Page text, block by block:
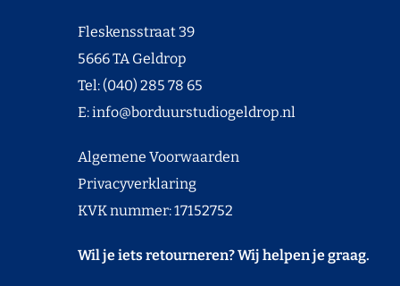
Fleskensstraat 39
5666 TA Geldrop
Tel: (040) 285 78 65
E:info@borduurstudiogeldrop.nl
Algemene Voorwaarden
Privacyverklaring
KVK nummer: 17152752
Wil je iets retourneren? Wij helpen je graag.